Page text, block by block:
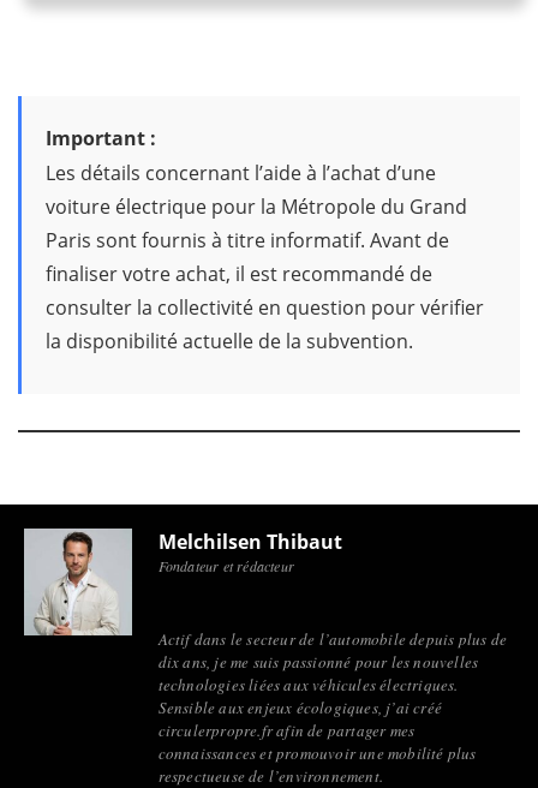
Important :
Les détails concernant l’aide à l’achat d’une
voiture électrique pour la Métropole du Grand
Paris sont fournis à titre informatif. Avant de
finaliser votre achat, il est recommandé de
consulter la collectivité en question pour vérifier
la disponibilité actuelle de la subvention.
Melchilsen Thibaut
Fondateur et rédacteur
Actif dans le secteur de l’automobile depuis plus de
dix ans, je me suis passionné pour les nouvelles
technologies liées aux véhicules électriques.
Sensible aux enjeux écologiques, j’ai créé
circulerpropre.fr afin de partager mes
connaissances et promouvoir une mobilité plus
respectueuse de l’environnement.